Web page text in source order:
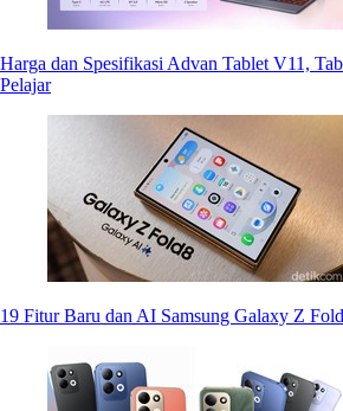
Harga dan Spesifikasi Advan Tablet V11,
Pelajar
19 Fitur Baru dan AI Samsung Galaxy Z